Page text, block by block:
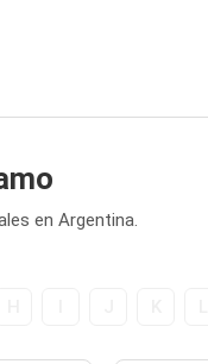
en Argentina.